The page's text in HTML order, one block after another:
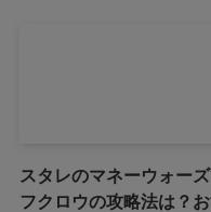
スタレのマネーウォー
フクロウの攻略法は？